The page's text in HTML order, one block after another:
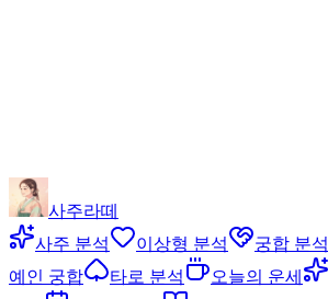
사주라떼
사주 분석
이상형 분석 궁합 분석
예인 궁합
타로 분석 오늘의 운세